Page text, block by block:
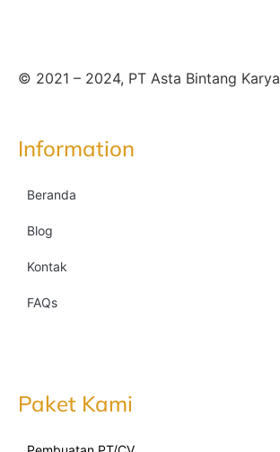
© 2021 – 2024, PT Asta Bintang Karya
Information
Beranda
Blog
Kontak
FAQs
Paket Kami